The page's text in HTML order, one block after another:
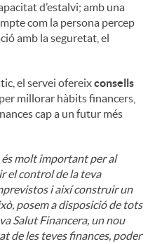
d’estalvi; amb una
com la persona percep
amb la seguretat, el
el servei ofereixconsells
millorar hàbits financers,
cap a un futur més
és molt important per al
el control de la teva
i així construir un
posem a disposició de tots
Salut Financera, un nou
de les teves finances, poder